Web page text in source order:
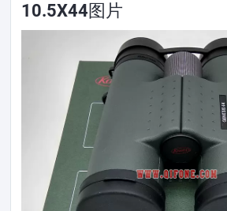
10.5X44图片